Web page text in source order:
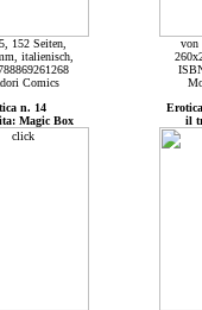
152 Seiten,
italienisch,
Comics
von
n. 14
Magic Box
il